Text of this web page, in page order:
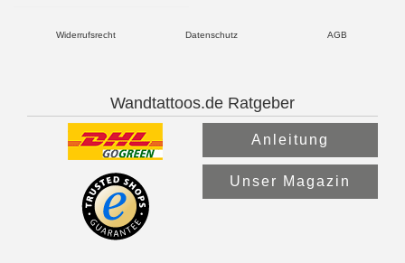
Widerrufsrecht Datenschutz AGB
Wandtattoos.de Ratgeber
Anleitung
Unser Magazin